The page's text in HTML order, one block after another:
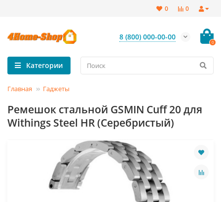
0
0
8 (800) 000-00-00
0
Категории
Главная Гаджеты
Ремешок стальной GSMIN Cuff 20 для
Withings Steel HR (Серебристый)